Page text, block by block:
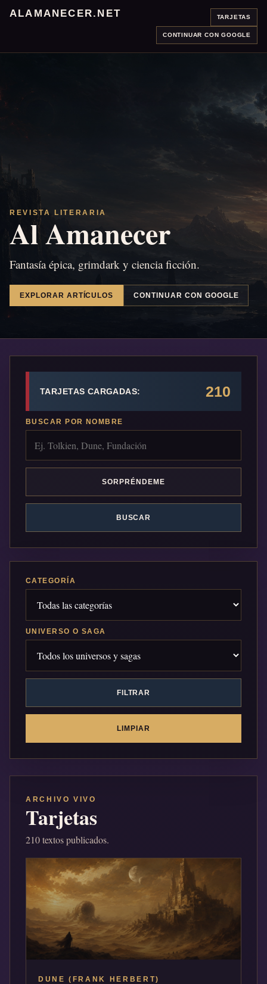
ALAMANECER.NET TARJETAS
CONTINUAR CON GOOGLE
REVISTA LITERARIA
Al Amanecer
Fantasía épica, grimdark y ciencia ficción.
EXPLORAR ARTÍCULOS CONTINUAR CON GOOGLE
TARJETAS CARGADAS: 210
BUSCAR POR NOMBRE
SORPRÉNDEME
BUSCAR
CATEGORÍA
UNIVERSO O SAGA
FILTRAR
LIMPIAR
ARCHIVO VIVO
Tarjetas
210 textos publicados.
DUNE (FRANK HERBERT)